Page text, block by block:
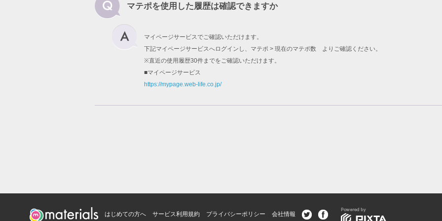
マテポを使用した履歴は確認できますか
マイページサービスでご確認いただけます。
下記マイページサービスへログインし、マテポ > 現在のマテポ数 よりご確認ください。
※直近の使用履歴30件までをご確認いただけます。
■マイページサービス
https://mypage.web-life.co.jp/
はじめての方へ サービス利用規約 プライバシーポリシー 会社情報